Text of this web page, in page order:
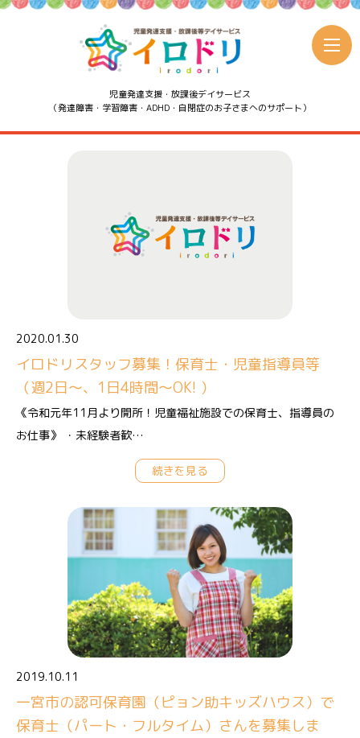
児童発達支援・放課後デイサービス
（発達障害・学習障害・ADHD・自閉症のお子さまへのサポート）
2020.01.30
イロドリスタッフ募集！保育士・児童指導員等
（週2日〜、1日4時間〜OK! ）
《令和元年11月より開所！児童福祉施設での保育士、指導員の
お仕事》 ・未経験者歓…
続きを見る
2019.10.11
一宮市の認可保育園（ピョン助キッズハウス）で
保育士（パート・フルタイム）さんを募集しま